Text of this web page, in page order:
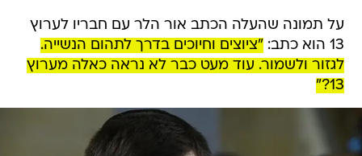
על תמונה שהעלה הכתב אור הלר עם חבריו לערוץ
13 הוא כתב:
"ציוצים וחיוכים בדרך לתהום הנשייה.
לגזור ולשמור. עוד מעט כבר לא נראה כאלה מערוץ
13?"